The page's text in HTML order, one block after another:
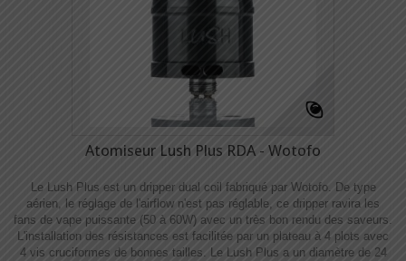
Atomiseur Lush Plus RDA - Wotofo
Le Lush Plus est un dripper dual coil fabriqué par Wotofo. De type
aérien, le réglage de l'airflow n'est pas réglable, ce dripper ravira les
fans de vape puissante (50 à 60W) avec un très bon rendu des saveurs.
L'installation des résistances est facilitée par un plateau à 4 plots avec
4 vis cruciformes de bonnes tailles. Le Lush Plus a un diamètre de 24